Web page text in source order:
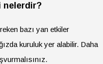
nelerdir?
bazı yan etkiler
kuruluk yer alabilir. Daha